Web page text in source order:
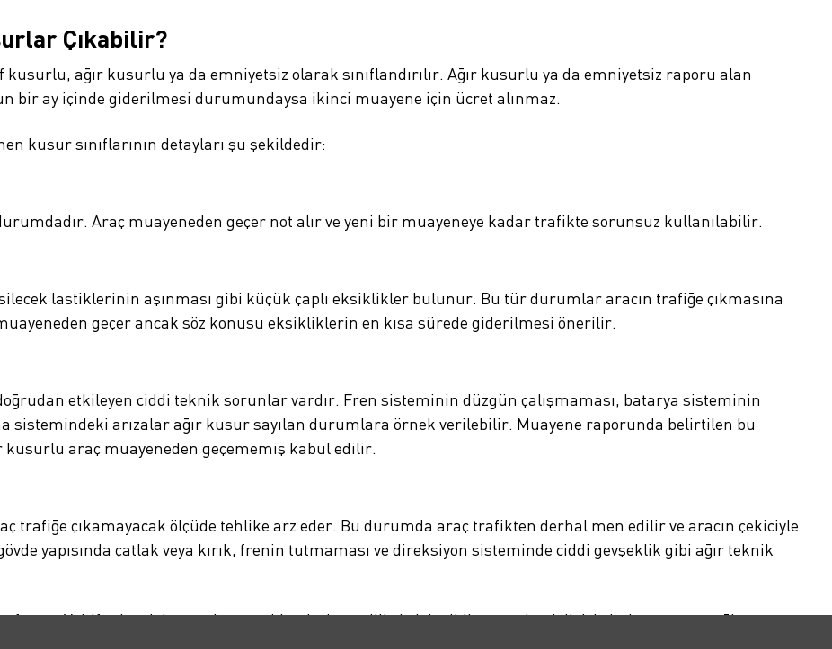
Çıkabilir?
ağır kusurlu ya da emniyetsiz olarak sınıflandırılır. Ağır kusurlu ya da emniyetsiz raporu alan
bir ay içinde giderilmesi durumundaysa ikinci muayene için ücret alınmaz.
kusur sınıflarının detayları şu şekildedir:
Araç muayeneden geçer not alır ve yeni bir muayeneye kadar trafikte sorunsuz kullanılabilir.
lastiklerinin aşınması gibi küçük çaplı eksiklikler bulunur. Bu tür durumlar aracın trafiğe çıkmasına
geçer ancak söz konusu eksikliklerin en kısa sürede giderilmesi önerilir.
etkileyen ciddi teknik sorunlar vardır. Fren sisteminin düzgün çalışmaması, batarya sisteminin
sistemindeki arızalar ağır kusur sayılan durumlara örnek verilebilir. Muayene raporunda belirtilen bu
kusurlu araç muayeneden geçememiş kabul edilir.
trafiğe çıkamayacak ölçüde tehlike arz eder. Bu durumda araç trafikten derhal men edilir ve aracın çekiciyle
yapısında çatlak veya kırık, frenin tutmaması ve direksiyon sisteminde ciddi gevşeklik gibi ağır teknik
Voltify olarak kurumların ve bireylerin yenilikçi elektrikli araç teknolojisiyle buluşmasını sağlıyoruz.